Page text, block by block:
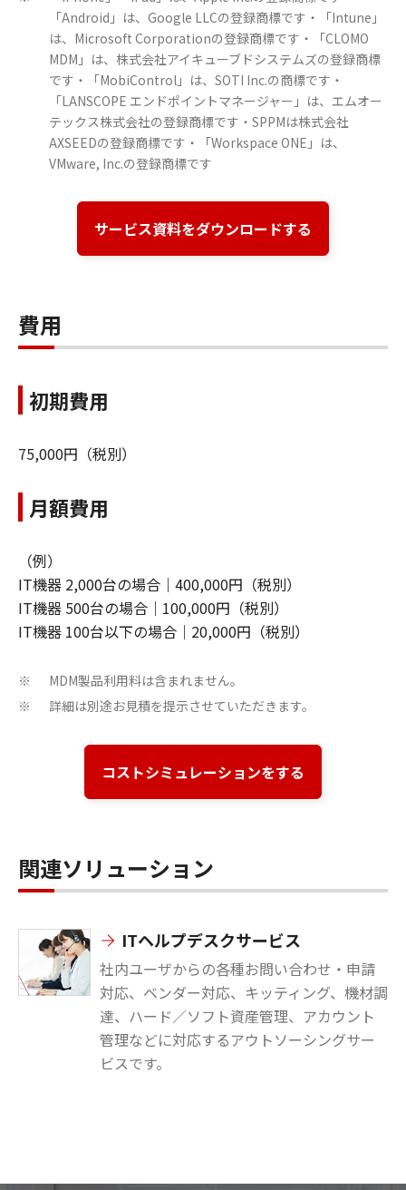
「Android」は、Google LLCの登録商標です・「Intune」
は、Microsoft Corporationの登録商標です・「CLOMO
MDM」は、株式会社アイキューブドシステムズの登録商標
です・「MobiControl」は、SOTI Inc.の商標です・
「LANSCOPE エンドポイントマネージャー」は、エムオー
テックス株式会社の登録商標です・SPPMは株式会社
AXSEEDの登録商標です・「Workspace ONE」は、
VMware, Inc.の登録商標です
サービス資料をダウンロードする
費用
初期費用
75,000円（税別）
月額費用
（例）
IT機器 2,000台の場合｜400,000円（税別）
IT機器 500台の場合｜100,000円（税別）
IT機器 100台以下の場合｜20,000円（税別）
※ MDM製品利用料は含まれません。
※ 詳細は別途お見積を提示させていただきます。
コストシミュレーションをする
関連ソリューション
ITヘルプデスクサービス
社内ユーザからの各種お問い合わせ・申請
対応、ベンダー対応、キッティング、機材調
達、ハード／ソフト資産管理、アカウント
管理などに対応するアウトソーシングサー
ビスです。